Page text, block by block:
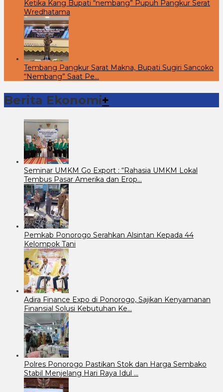
Ketika Kang Bupati “nembang” Pupuh Pangkur Serat
Wredhatama
Tembang Pangkur Sarat Makna, Bupati Sugiri Sancoko
“Nembang” Saat Pe…
Berita Ekonomi+
Seminar UMKM Go Export : “Rahasia UMKM Lokal
Tembus Pasar Amerika dan Erop…
Pemkab Ponorogo Serahkan Alsintan Kepada 44
Kelompok Tani
Adira Finance Expo di Ponorogo, Sajikan Kenyamanan
Finansial Solusi Kebutuhan Ke…
Polres Ponorogo Pastikan Stok dan Harga Sembako
Stabil Menjelang Hari Raya Idul …